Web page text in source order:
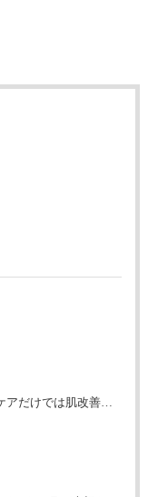
【大阪・本町】サロンケアだけでは肌改善は難しい？｜ホームケアとの組み合わせが大切な理由